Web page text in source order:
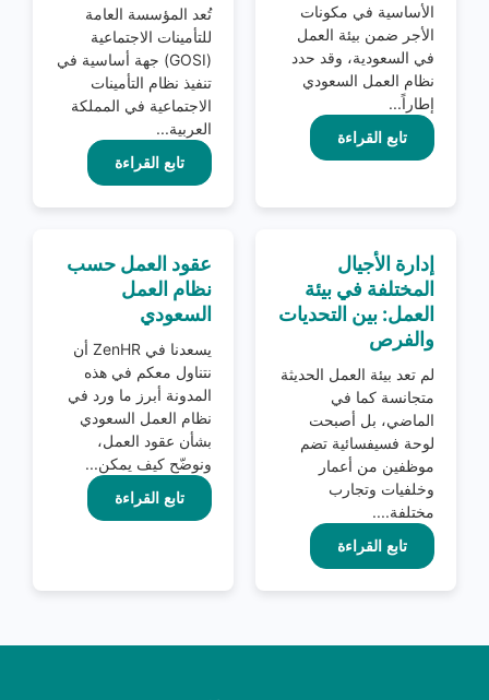
الأساسية في مكونات
الأجر ضمن بيئة العمل
في السعودية، وقد حدد
نظام العمل السعودي
إطاراً...
تابع القراءة
تُعد المؤسسة العامة
للتأمينات الاجتماعية
(GOSI) جهة أساسية في
تنفيذ نظام التأمينات
الاجتماعية في المملكة
العربية...
تابع القراءة
إدارة الأجيال
المختلفة في بيئة
العمل: بين التحديات
والفرص
لم تعد بيئة العمل الحديثة
متجانسة كما في
الماضي، بل أصبحت
لوحة فسيفسائية تضم
موظفين من أعمار
وخلفيات وتجارب
مختلفة....
تابع القراءة
عقود العمل حسب
نظام العمل
السعودي
يسعدنا في ZenHR أن
نتناول معكم في هذه
المدونة أبرز ما ورد في
نظام العمل السعودي
بشأن عقود العمل،
ونوضّح كيف يمكن...
تابع القراءة